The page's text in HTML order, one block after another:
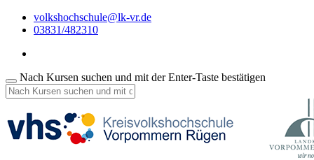
volkshochschule@lk-vr.de
03831/482310
Nach Kursen suchen und mit der Enter-Taste bestätigen